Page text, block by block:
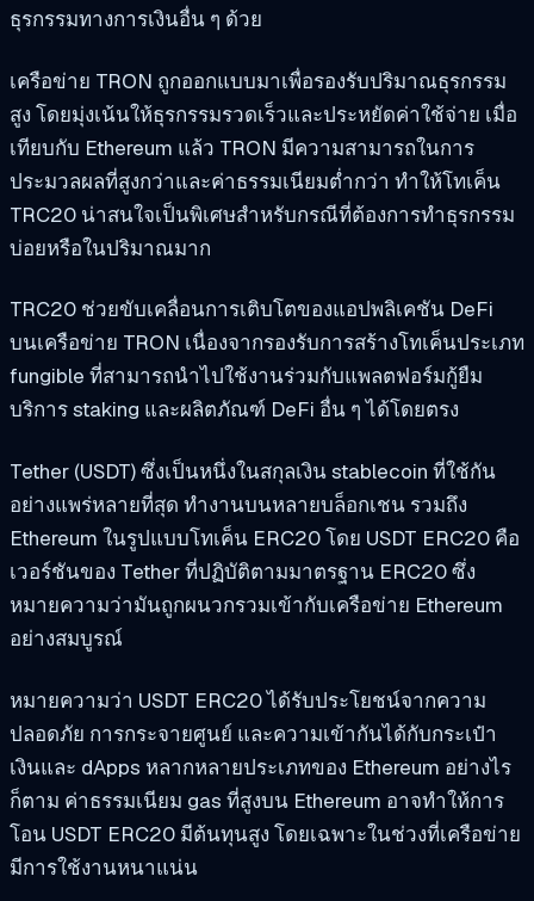
ธุรกรรมทางการเงินอื่น ๆ ด้วย
เครือข่าย TRON ถูกออกแบบมาเพื่อรองรับปริมาณธุรกรรม
สูง โดยมุ่งเน้นให้ธุรกรรมรวดเร็วและประหยัดค่าใช้จ่าย เมื่อ
เทียบกับ Ethereum แล้ว TRON มีความสามารถในการ
ประมวลผลที่สูงกว่าและค่าธรรมเนียมต่ำกว่า ทำให้โทเค็น
TRC20 น่าสนใจเป็นพิเศษสำหรับกรณีที่ต้องการทำธุรกรรม
บ่อยหรือในปริมาณมาก
TRC20 ช่วยขับเคลื่อนการเติบโตของแอปพลิเคชัน DeFi
บนเครือข่าย TRON เนื่องจากรองรับการสร้างโทเค็นประเภท
fungible ที่สามารถนำไปใช้งานร่วมกับแพลตฟอร์มกู้ยืม
บริการ staking และผลิตภัณฑ์ DeFi อื่น ๆ ได้โดยตรง
Tether (USDT) ซึ่งเป็นหนึ่งในสกุลเงิน stablecoin ที่ใช้กัน
อย่างแพร่หลายที่สุด ทำงานบนหลายบล็อกเชน รวมถึง
Ethereum ในรูปแบบโทเค็น ERC20 โดย USDT ERC20 คือ
เวอร์ชันของ Tether ที่ปฏิบัติตามมาตรฐาน ERC20 ซึ่ง
หมายความว่ามันถูกผนวกรวมเข้ากับเครือข่าย Ethereum
อย่างสมบูรณ์
หมายความว่า USDT ERC20 ได้รับประโยชน์จากความ
ปลอดภัย การกระจายศูนย์ และความเข้ากันได้กับกระเป๋า
เงินและ dApps หลากหลายประเภทของ Ethereum อย่างไร
ก็ตาม ค่าธรรมเนียม gas ที่สูงบน Ethereum อาจทำให้การ
โอน USDT ERC20 มีต้นทุนสูง โดยเฉพาะในช่วงที่เครือข่าย
มีการใช้งานหนาแน่น